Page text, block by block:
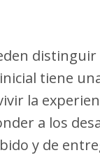
distinguir
tiene
la
a los
y de